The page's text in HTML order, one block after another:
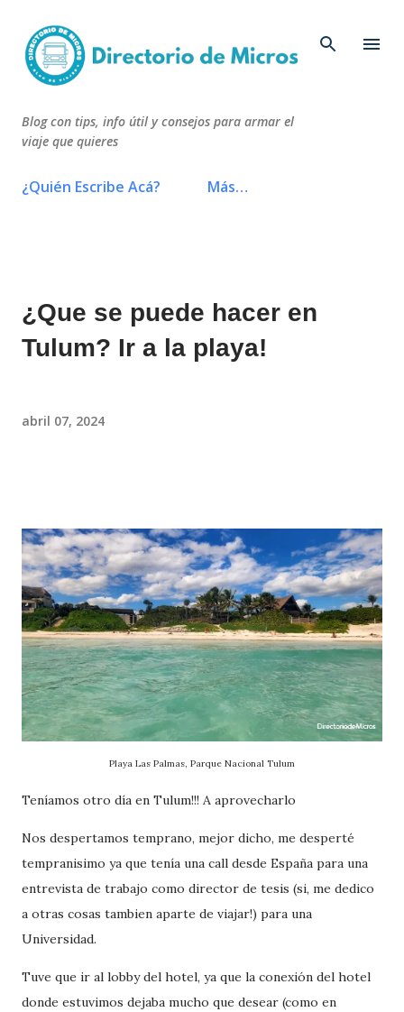
Blog con tips, info útil y consejos para armar el
viaje que quieres
¿Quién Escribe Acá? Más…
¿Que se puede hacer en
Tulum? Ir a la playa!
abril 07, 2024
Playa Las Palmas, Parque Nacional Tulum
Teníamos otro día en Tulum!!! A aprovecharlo
Nos despertamos temprano, mejor dicho, me desperté
tempranisimo ya que tenía una call desde España para una
entrevista de trabajo como director de tesis (si, me dedico
a otras cosas tambien aparte de viajar!) para una
Universidad.
Tuve que ir al lobby del hotel, ya que la conexión del hotel
donde estuvimos dejaba mucho que desear (como en